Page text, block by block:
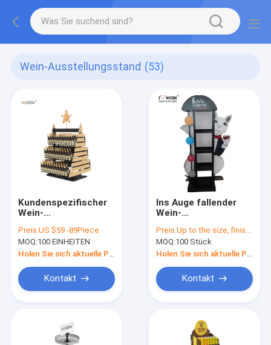
Wein-Ausstellungsstand (53)
Kundenspezifischer
Wein-
2wegweihnachtsbaum-
Getränkeausstellungsstand
Preis:US $59 -89Piece
MOQ:100 EINHEITEN
Kontakt
Ins Auge fallender
Wein-
Metalltrauben-Wein-
Handelswein-Boden-
stehendes Gestell
Preis:Up to the size, finishing, quantity and material
MOQ:100 Stück
Kontakt